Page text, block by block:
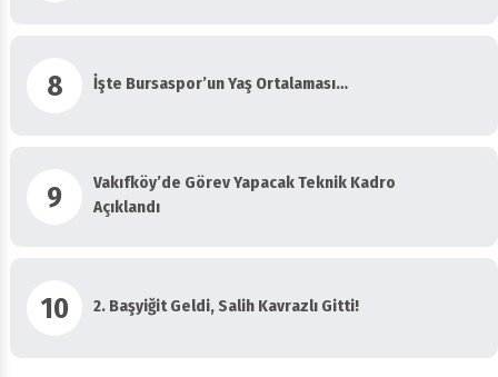
8 İşte Bursaspor’un Yaş Ortalaması…
9
Vakıfköy’de Görev Yapacak Teknik Kadro
Açıklandı
10 2. Başyiğit Geldi, Salih Kavrazlı Gitti!